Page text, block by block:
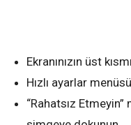
Ekranınızın üst
Hızlı ayarlar
“Rahatsız